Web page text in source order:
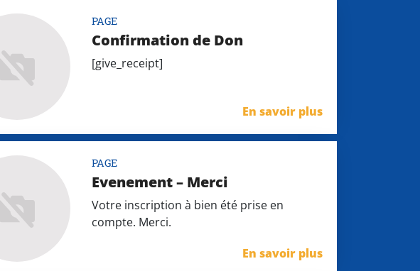
PAGE
Confirmation de Don
[give_receipt]
En savoir plus
PAGE
Evenement – Merci
Votre inscription à bien été prise en
compte. Merci.
En savoir plus